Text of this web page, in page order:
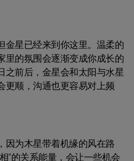
金星已经来到你这里。温柔的
里的氛围会逐渐变成你成长的
之前后，金星会和太阳与水星
更顺，沟通也更容易对上频
因为木星带着机缘的风在路
”的关系能量，会让一些机会